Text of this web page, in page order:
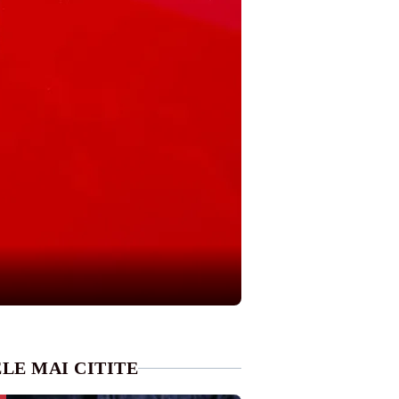
MAI CITITE